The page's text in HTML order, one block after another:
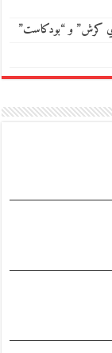
كرش” و “بودكاست”